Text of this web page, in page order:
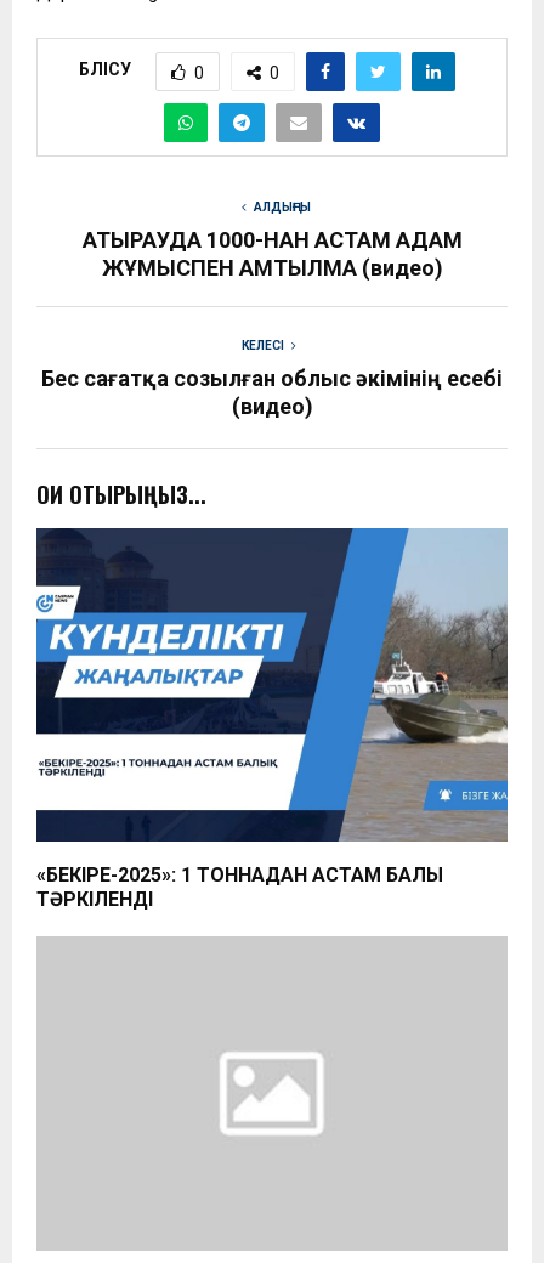
БӨЛІСУ 0 0
АЛДЫҢҒЫ
АТЫРАУДА 1000-НАН АСТАМ АДАМ
ЖҰМЫСПЕН ҚАМТЫЛМАҚ (видео)
КЕЛЕСІ
Бес сағатқа созылған облыс әкімінің есебі
(видео)
ОҚИ ОТЫРЫҢЫЗ...
«БЕКІРЕ-2025»: 1 ТОННАДАН АСТАМ БАЛЫҚ
ТӘРКІЛЕНДІ